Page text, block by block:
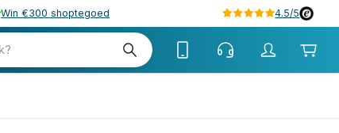
Win €300 shoptegoed 4.5/5